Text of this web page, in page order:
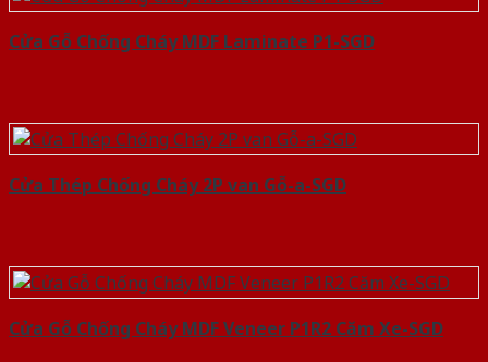
Cửa Gỗ Chống Cháy MDF Laminate P1-SGD
Cửa Thép Chống Cháy 2P van Gỗ-a-SGD
Cửa Gỗ Chống Cháy MDF Veneer P1R2 Căm Xe-SGD